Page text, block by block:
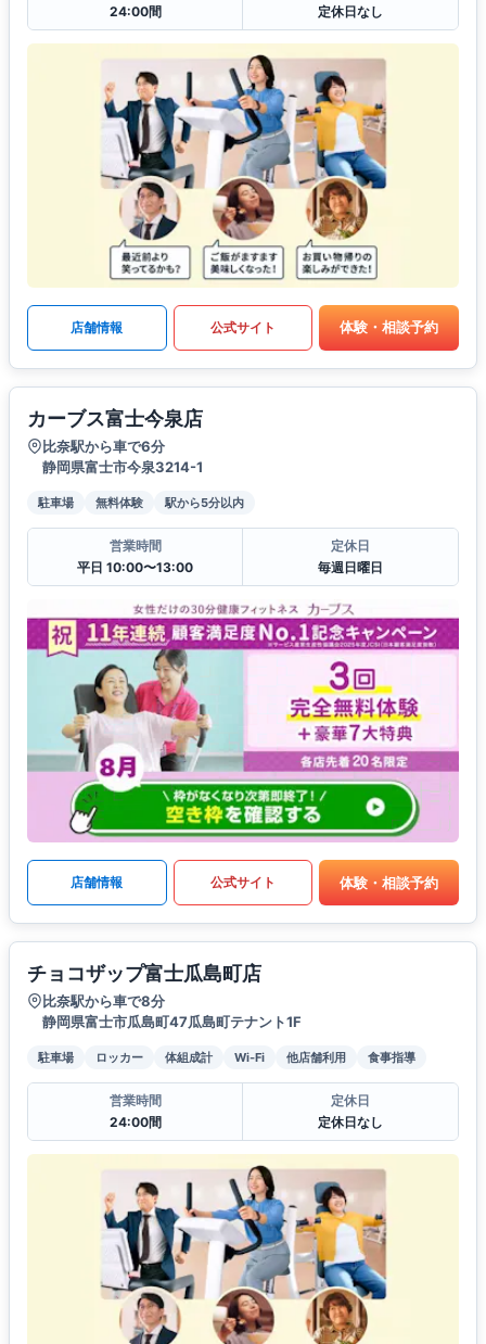
24:00間
定休日なし
店舗情報 公式サイト 体験・相談予約
カーブス富士今泉店
比奈駅から車で6分
静岡県富士市今泉3214-1
駐車場 無料体験 駅から5分以内
営業時間
平日 10:00〜13:00
定休日
毎週日曜日
店舗情報 公式サイト 体験・相談予約
チョコザップ富士瓜島町店
比奈駅から車で8分
静岡県富士市瓜島町47瓜島町テナント1F
駐車場 ロッカー 体組成計 Wi-Fi 他店舗利用 食事指導
営業時間
24:00間
定休日
定休日なし